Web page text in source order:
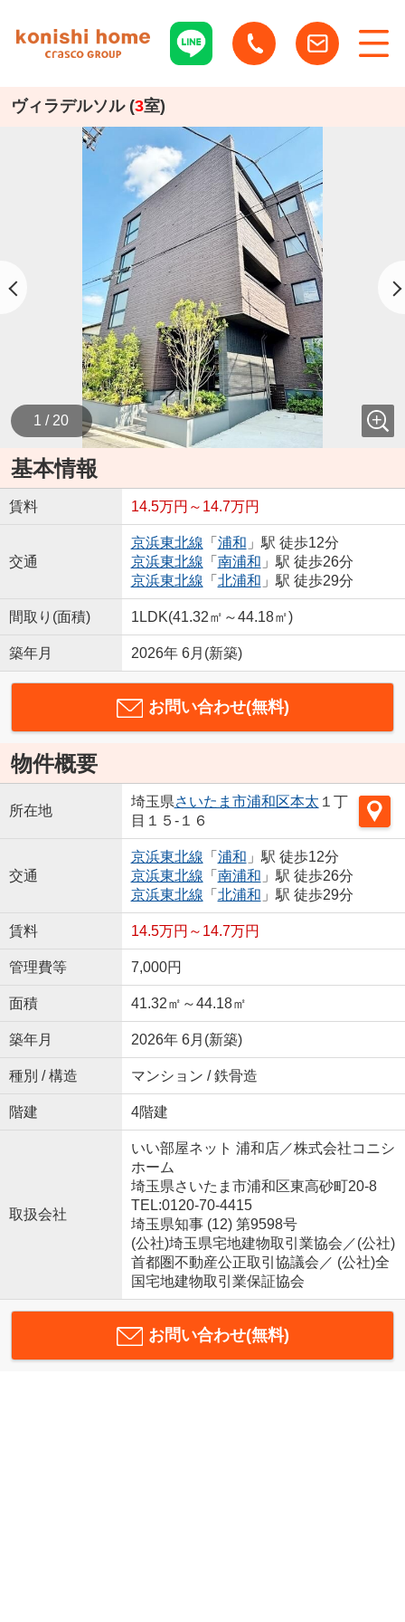
ヴィラデルソル (3室)
1 / 20
基本情報
賃料 14.5万円～14.7万円
交通
京浜東北線 「 浦和 」駅 徒歩12分
京浜東北線 「 南浦和 」駅 徒歩26分
京浜東北線 「 北浦和 」駅 徒歩29分
間取り(面積) 1LDK(41.32㎡～44.18㎡)
築年月 2026年 6月(新築)
お問い合わせ(無料)
物件概要
所在地
埼玉県さいたま市浦和区本太 １丁
目１５-１６
交通
京浜東北線 「 浦和 」駅 徒歩12分
京浜東北線 「 南浦和 」駅 徒歩26分
京浜東北線 「 北浦和 」駅 徒歩29分
賃料 14.5万円～14.7万円
管理費等 7,000円
面積 41.32㎡～44.18㎡
築年月 2026年 6月(新築)
種別 / 構造 マンション / 鉄骨造
階建 4階建
取扱会社
いい部屋ネット 浦和店／株式会社コニシ
ホーム
埼玉県さいたま市浦和区東高砂町20-8
TEL:0120-70-4415
埼玉県知事 (12) 第9598号
(公社)埼玉県宅地建物取引業協会／(公社)
首都圏不動産公正取引協議会／ (公社)全
国宅地建物取引業保証協会
お問い合わせ(無料)